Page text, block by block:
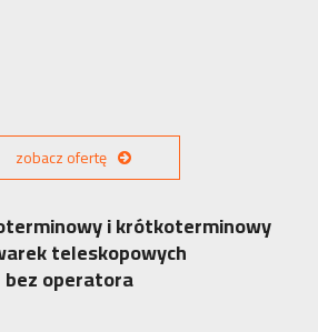
zobacz ofertę
i krótkoterminowy
teleskopowych
bez operatora